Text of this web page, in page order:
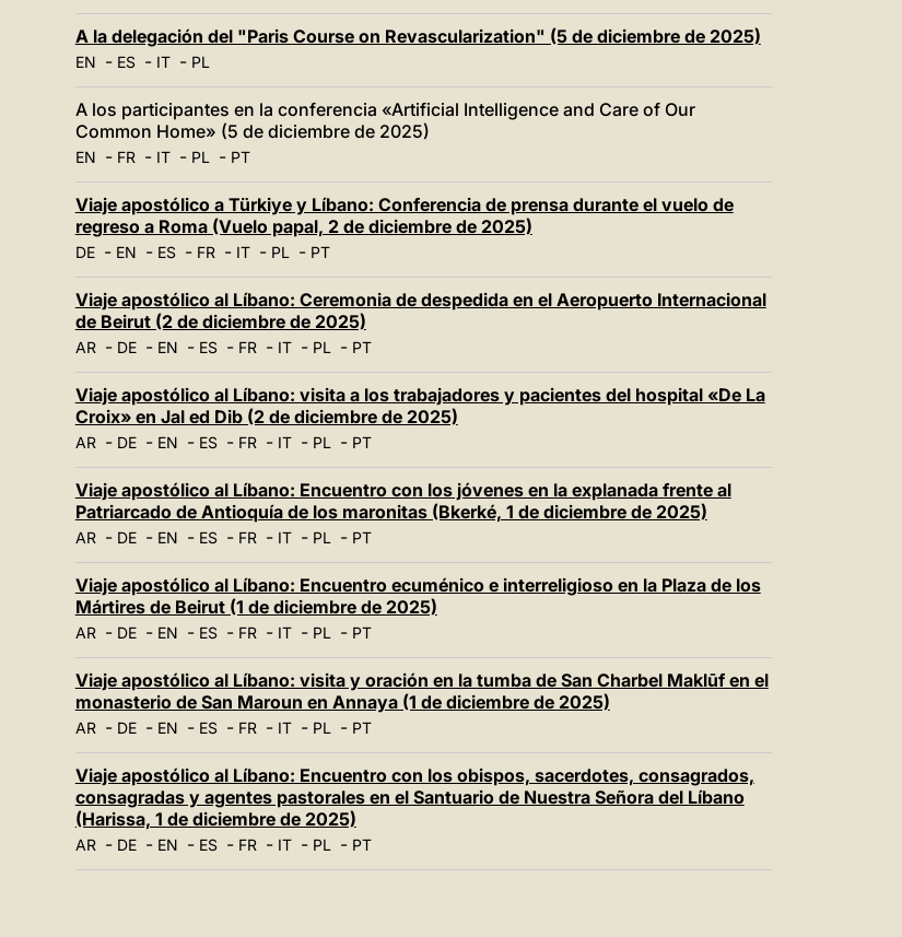
A la delegación del "Paris Course on Revascularization" (5 de diciembre de 2025)
EN - ES- IT- PL
A los participantes en la conferencia «Artificial Intelligence and Care of Our
Common Home» (5 de diciembre de 2025)
EN - FR- IT- PL- PT
Viaje apostólico a Türkiye y Líbano: Conferencia de prensa durante el vuelo de
regreso a Roma (Vuelo papal, 2 de diciembre de 2025)
DE- EN - ES- FR- IT- PL- PT
Viaje apostólico al Líbano: Ceremonia de despedida en el Aeropuerto Internacional
de Beirut (2 de diciembre de 2025)
AR- DE- EN - ES- FR- IT- PL- PT
Viaje apostólico al Líbano: visita a los trabajadores y pacientes del hospital «De La
Croix» en Jal ed Dib (2 de diciembre de 2025)
AR- DE- EN - ES- FR- IT- PL- PT
Viaje apostólico al Líbano: Encuentro con los jóvenes en la explanada frente al
Patriarcado de Antioquía de los maronitas (Bkerké, 1 de diciembre de 2025)
AR- DE- EN - ES- FR- IT- PL- PT
Viaje apostólico al Líbano: Encuentro ecuménico e interreligioso en la Plaza de los
Mártires de Beirut (1 de diciembre de 2025)
AR- DE- EN - ES- FR- IT- PL- PT
Viaje apostólico al Líbano: visita y oración en la tumba de San Charbel Maklūf en el
monasterio de San Maroun en Annaya (1 de diciembre de 2025)
AR- DE- EN - ES- FR- IT- PL- PT
Viaje apostólico al Líbano: Encuentro con los obispos, sacerdotes, consagrados,
consagradas y agentes pastorales en el Santuario de Nuestra Señora del Líbano
(Harissa, 1 de diciembre de 2025)
AR- DE- EN - ES- FR- IT- PL- PT